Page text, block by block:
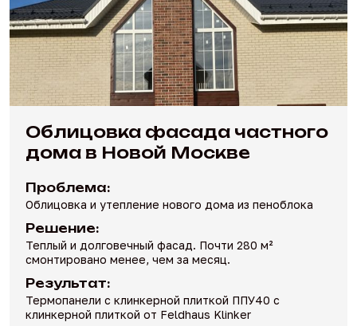
Облицовка фасада частного
дома в Новой Москве
Проблема:
Облицовка и утепление нового дома из пеноблока
Решение:
Теплый и долговечный фасад. Почти 280 м²
смонтировано менее, чем за месяц.
Результат:
Термопанели с клинкерной плиткой ППУ40 с
клинкерной плиткой от Feldhaus Klinker